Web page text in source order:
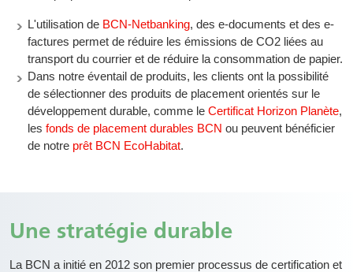
L'utilisation de BCN-Netbanking, des e-documents et des e-
factures permet de réduire les émissions de CO2 liées au
transport du courrier et de réduire la consommation de papier.
Dans notre éventail de produits, les clients ont la possibilité
de sélectionner des produits de placement orientés sur le
développement durable, comme le Certificat Horizon Planète,
les fonds de placement durables BCN ou peuvent bénéficier
de notre prêt BCN EcoHabitat.
Une stratégie durable
La BCN a initié en 2012 son premier processus de certification et